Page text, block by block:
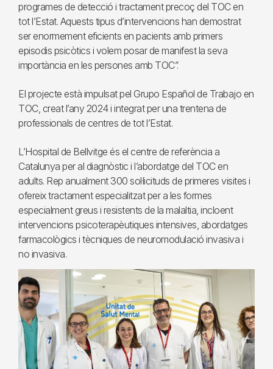
programes de detecció i tractament precoç del TOC en
tot l’Estat. Aquests tipus d’intervencions han demostrat
ser enormement eficients en pacients amb primers
episodis psicòtics i volem posar de manifest la seva
importància en les persones amb TOC”.
El projecte està impulsat pel Grupo Español de Trabajo en
TOC, creat l’any 2024 i integrat per una trentena de
professionals de centres de tot l’Estat.
L’Hospital de Bellvitge és el centre de referència a
Catalunya per al diagnòstic i l’abordatge del TOC en
adults. Rep anualment 300 sol·licituds de primeres visites i
ofereix tractament especialitzat per a les formes
especialment greus i resistents de la malaltia, incloent
intervencions psicoterapèutiques intensives, abordatges
farmacològics i tècniques de neuromodulació invasiva i
no invasiva.